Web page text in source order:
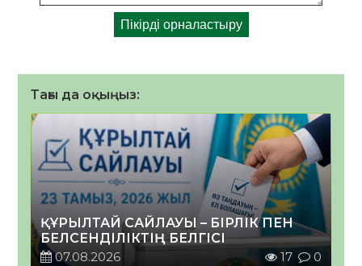
Тағы да оқыңыз:
ҚҰРЫЛТАЙ САЙЛАУЫ – БІРЛІК ПЕН
БЕЛСЕНДІЛІКТІҢ БЕЛГІСІ
07.08.2026
17 0